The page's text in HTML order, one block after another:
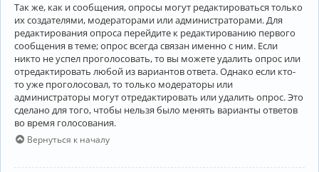
Так же, как и сообщения, опросы могут редактироваться только
их создателями, модераторами или администраторами. Для
редактирования опроса перейдите к редактированию первого
сообщения в теме; опрос всегда связан именно с ним. Если
никто не успел проголосовать, то вы можете удалить опрос или
отредактировать любой из вариантов ответа. Однако если кто-
то уже проголосовал, то только модераторы или
администраторы могут отредактировать или удалить опрос. Это
сделано для того, чтобы нельзя было менять варианты ответов
во время голосования.
Вернуться к началу